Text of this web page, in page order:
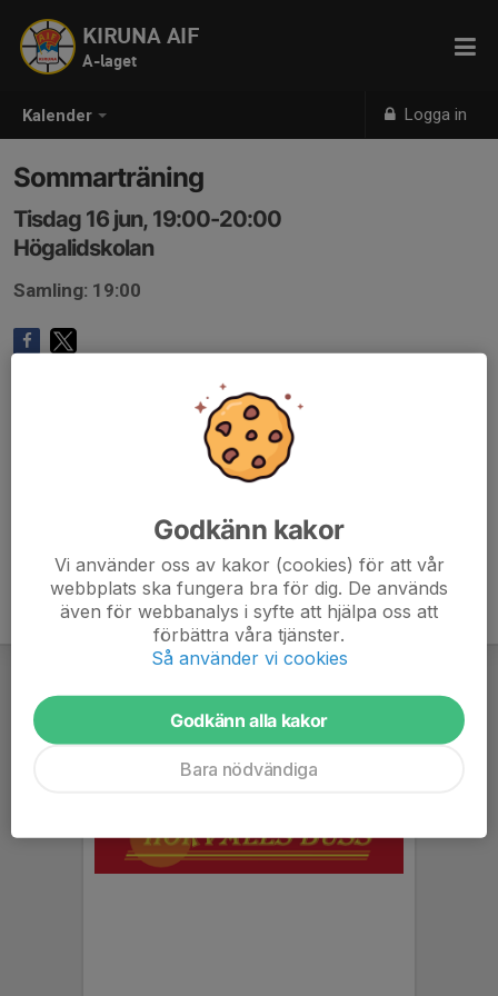
Kalender Logga in
KIRUNA AIF
A-laget
Sommarträning
Tisdag 16 jun, 19:00-20:00
Högalidskolan
Samling: 19:00
Godkänn kakor
Vi använder oss av kakor (cookies) för att vår
webbplats ska fungera bra för dig. De används
även för webbanalys i syfte att hjälpa oss att
förbättra våra tjänster.
Så använder vi cookies
Godkänn alla kakor
Bara nödvändiga